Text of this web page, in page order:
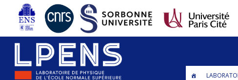
• Axe Astrophysique, Cosmologie et Gravitation